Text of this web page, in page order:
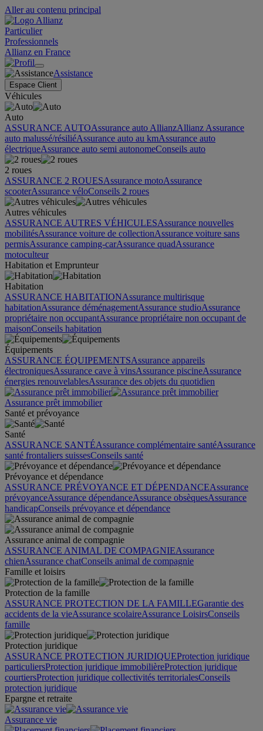
Aller au contenu principal
Particulier
Professionnels
Allianz en France
Assistance
Espace Client
Véhicules
Auto
ASSURANCE AUTOAssurance auto AllianzAllianz Assurance
auto malussé/résiliéAssurance auto au kmAssurance auto
électriqueAssurance auto semi autonomeConseils auto
2 roues
ASSURANCE 2 ROUESAssurance motoAssurance
scooterAssurance véloConseils 2 roues
Autres véhicules
ASSURANCE AUTRES VÉHICULESAssurance nouvelles
mobilitésAssurance voiture de collectionAssurance voiture sans
permisAssurance camping-carAssurance quadAssurance
motoculteur
Habitation et Emprunteur
Habitation
ASSURANCE HABITATIONAssurance multirisque
habitationAssurance déménagementAssurance studioAssurance
propriétaire non occupantAssurance propriétaire non occupant de
maisonConseils habitation
Équipements
ASSURANCE ÉQUIPEMENTSAssurance appareils
électroniquesAssurance cave à vinsAssurance piscineAssurance
énergies renouvelablesAssurance des objets du quotidien
Assurance prêt immobilier
Santé et prévoyance
Santé
ASSURANCE SANTÉAssurance complémentaire santéAssurance
santé frontaliers suissesConseils santé
Prévoyance et dépendance
ASSURANCE PRÉVOYANCE ET DÉPENDANCEAssurance
prévoyanceAssurance dépendanceAssurance obsèquesAssurance
handicapConseils prévoyance et dépendance
Assurance animal de compagnie
ASSURANCE ANIMAL DE COMPAGNIEAssurance
chienAssurance chatConseils animal de compagnie
Famille et loisirs
Protection de la famille
ASSURANCE PROTECTION DE LA FAMILLEGarantie des
accidents de la vieAssurance scolaireAssurance LoisirsConseils
famille
Protection juridique
ASSURANCE PROTECTION JURIDIQUEProtection juridique
particuliersProtection juridique immobilièreProtection juridique
courtiersProtection juridique collectivités territorialesConseils
protection juridique
Epargne et retraite
Assurance vie